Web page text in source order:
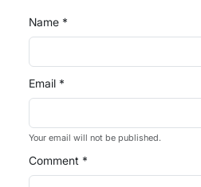
Name *
Email *
Your email will not be published.
Comment *